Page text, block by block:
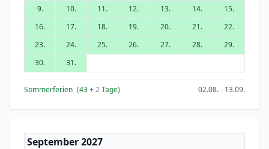
9.
10. 11. 12. 13. 14.
15.
16.
17. 18. 19. 20. 21.
22.
23.
24. 25. 26. 27. 28.
29.
30.
31.
Sommerferien (43+ 2Tage) 02.08. - 13.09.
September 2027